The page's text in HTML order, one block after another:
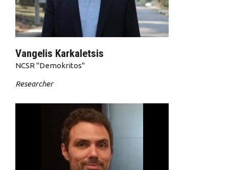
Vangelis Karkaletsis
NCSR "Demokritos"
Researcher